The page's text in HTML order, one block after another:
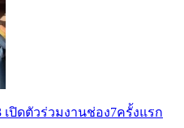
ปิดตัวร่วมงานช่อง7ครั้งแรก